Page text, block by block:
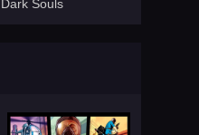
Dark Souls